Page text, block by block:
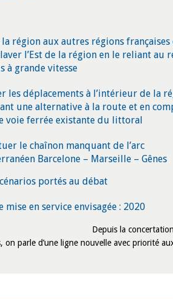
région aux autres régions françaises
l’Est de la région en le reliant au
à grande vitesse
les déplacements à l’intérieur de la
une alternative à la route et en
voie ferrée existante du littoral
le chaînon manquant de l’arc
Barcelone – Marseille – Gênes
portés au débat
mise en service envisagée : 2020
Depuis la
on parle d’une ligne nouvelle avec priorité